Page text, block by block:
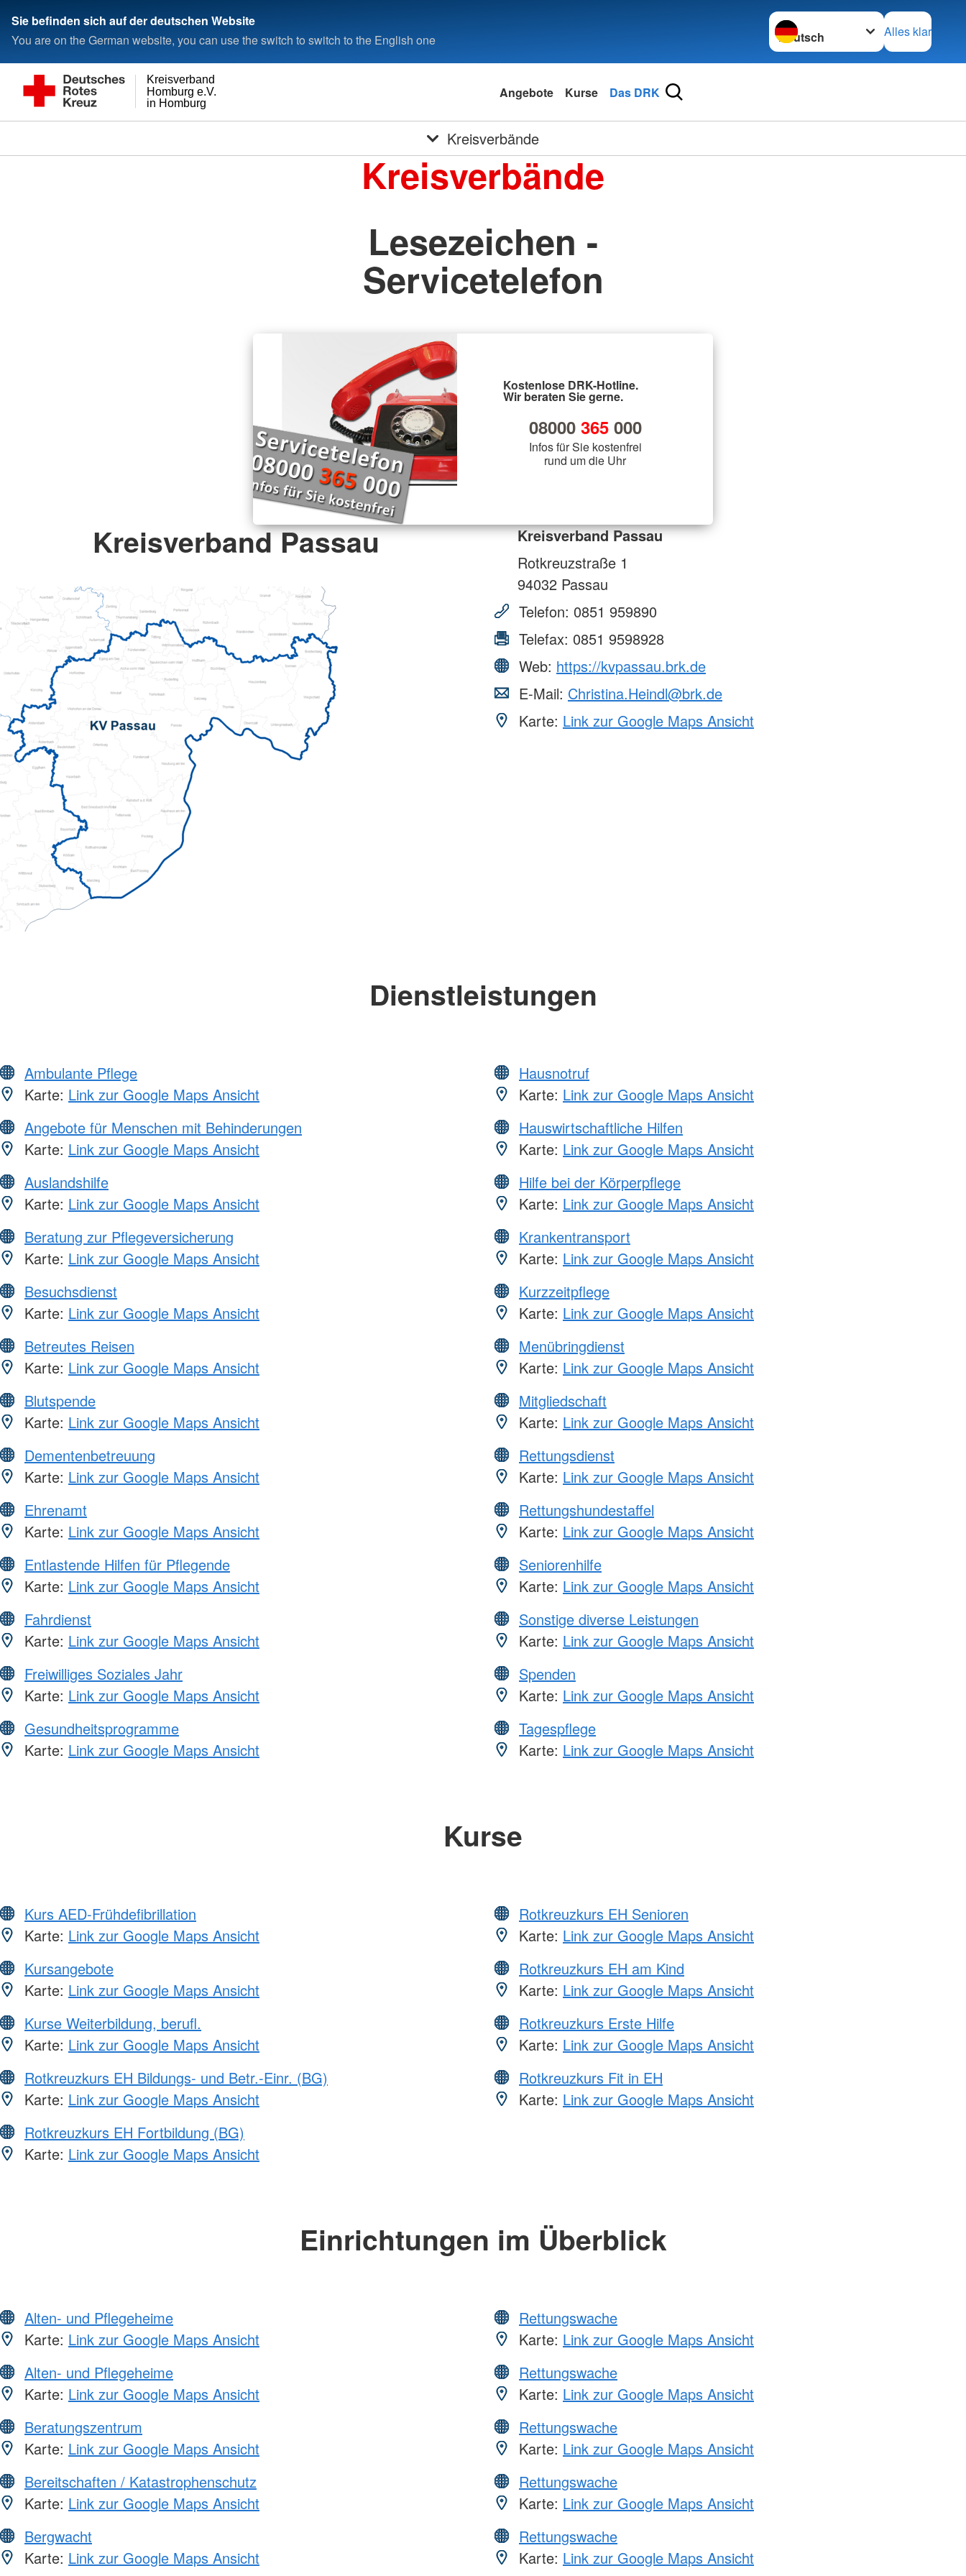
Sie befinden sich auf der deutschen Website
You are on the German website, you can use the switch to switch to the English one
Sprache wechseln zu
Alles klar
in Homburg
Homburg e.V.
Kreisverband
Angebote Kurse Das DRK
Kreisverbände
Kreisverbände
Lesezeichen -
Servicetelefon
Kostenlose DRK-Hotline.
Wir beraten Sie gerne.
08000 365000
Infos für Sie kostenfrei
rund um die Uhr
Kreisverband Passau
Kreisverband Passau
Rotkreuzstraße 1
94032 Passau
Telefon: 0851 959890
Telefax: 0851 9598928
Web: https://kvpassau.brk.de
E-Mail: Christina.Heindl@brk.de
Karte: Link zur Google Maps Ansicht
Dienstleistungen
Ambulante Pflege
Karte: Link zur Google Maps Ansicht
Angebote für Menschen mit Behinderungen
Karte: Link zur Google Maps Ansicht
Auslandshilfe
Karte: Link zur Google Maps Ansicht
Beratung zur Pflegeversicherung
Karte: Link zur Google Maps Ansicht
Besuchsdienst
Karte: Link zur Google Maps Ansicht
Betreutes Reisen
Karte: Link zur Google Maps Ansicht
Blutspende
Karte: Link zur Google Maps Ansicht
Dementenbetreuung
Karte: Link zur Google Maps Ansicht
Ehrenamt
Karte: Link zur Google Maps Ansicht
Entlastende Hilfen für Pflegende
Karte: Link zur Google Maps Ansicht
Fahrdienst
Karte: Link zur Google Maps Ansicht
Freiwilliges Soziales Jahr
Karte: Link zur Google Maps Ansicht
Gesundheitsprogramme
Karte: Link zur Google Maps Ansicht
Hausnotruf
Karte: Link zur Google Maps Ansicht
Hauswirtschaftliche Hilfen
Karte: Link zur Google Maps Ansicht
Hilfe bei der Körperpflege
Karte: Link zur Google Maps Ansicht
Krankentransport
Karte: Link zur Google Maps Ansicht
Kurzzeitpflege
Karte: Link zur Google Maps Ansicht
Menübringdienst
Karte: Link zur Google Maps Ansicht
Mitgliedschaft
Karte: Link zur Google Maps Ansicht
Rettungsdienst
Karte: Link zur Google Maps Ansicht
Rettungshundestaffel
Karte: Link zur Google Maps Ansicht
Seniorenhilfe
Karte: Link zur Google Maps Ansicht
Sonstige diverse Leistungen
Karte: Link zur Google Maps Ansicht
Spenden
Karte: Link zur Google Maps Ansicht
Tagespflege
Karte: Link zur Google Maps Ansicht
Kurse
Kurs AED-Frühdefibrillation
Karte: Link zur Google Maps Ansicht
Kursangebote
Karte: Link zur Google Maps Ansicht
Kurse Weiterbildung, berufl.
Karte: Link zur Google Maps Ansicht
Rotkreuzkurs EH Bildungs- und Betr.-Einr. (BG)
Karte: Link zur Google Maps Ansicht
Rotkreuzkurs EH Fortbildung (BG)
Karte: Link zur Google Maps Ansicht
Rotkreuzkurs EH Senioren
Karte: Link zur Google Maps Ansicht
Rotkreuzkurs EH am Kind
Karte: Link zur Google Maps Ansicht
Rotkreuzkurs Erste Hilfe
Karte: Link zur Google Maps Ansicht
Rotkreuzkurs Fit in EH
Karte: Link zur Google Maps Ansicht
Einrichtungen im Überblick
Alten- und Pflegeheime
Karte: Link zur Google Maps Ansicht
Alten- und Pflegeheime
Karte: Link zur Google Maps Ansicht
Beratungszentrum
Karte: Link zur Google Maps Ansicht
Bereitschaften / Katastrophenschutz
Karte: Link zur Google Maps Ansicht
Bergwacht
Karte: Link zur Google Maps Ansicht
Rettungswache
Karte: Link zur Google Maps Ansicht
Rettungswache
Karte: Link zur Google Maps Ansicht
Rettungswache
Karte: Link zur Google Maps Ansicht
Rettungswache
Karte: Link zur Google Maps Ansicht
Rettungswache
Karte: Link zur Google Maps Ansicht